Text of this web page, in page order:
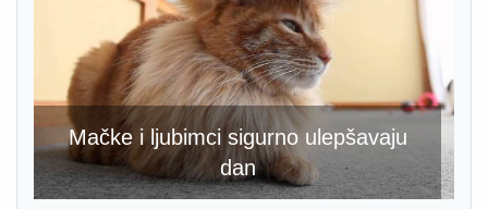
Mačke i ljubimci sigurno ulepšavaju
dan